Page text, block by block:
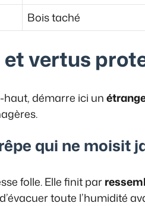
Bois taché
vertus
haut, démarre ici un
qui ne moisit
folle. Elle finit par
toute l’humidité